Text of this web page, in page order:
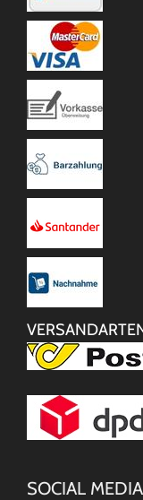
SOCIAL MEDIA